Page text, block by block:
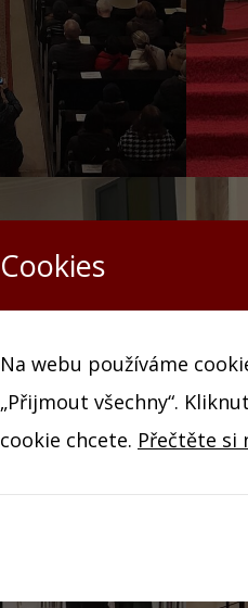
Cookies
Na webu používáme
„Přijmout všechny“.
cookie chcete. Přečtěte si